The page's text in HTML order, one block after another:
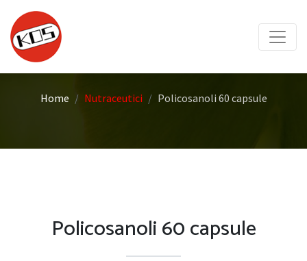
Home Nutraceutici Policosanoli 60 capsule
Policosanoli 60 capsule